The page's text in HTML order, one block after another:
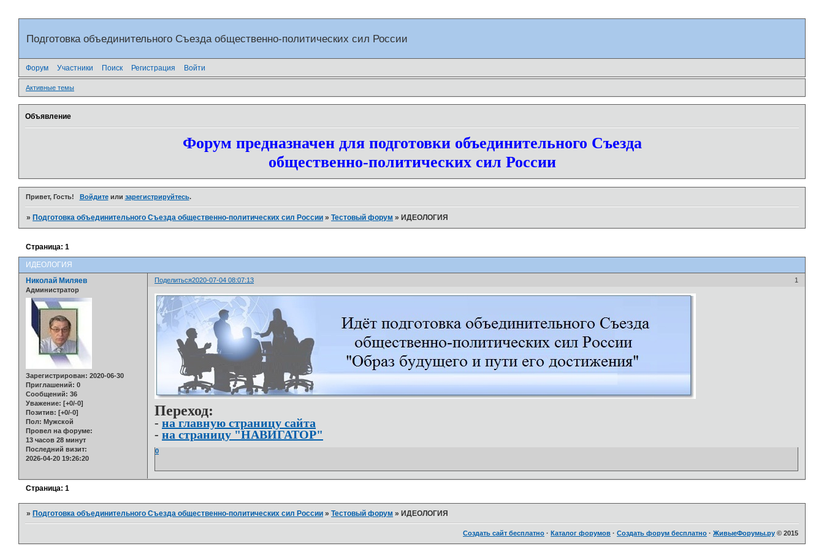
Подготовка объединительного Съезда общественно-политических сил России
Форум Участники Поиск Регистрация Войти
Активные темы
Объявление
Форум предназначен для подготовки объединительного Съезда
общественно-политических сил России
Привет, Гость! Войдитеили зарегистрируйтесь.
» Подготовка объединительного Съезда общественно-политических сил России »Тестовый форум » ИДЕОЛОГИЯ
ИДЕОЛОГИЯ
Страница:1
Поделиться 1
2020-07-04 08:07:13
Николай Миляев
Администратор
Зарегистрирован: 2020-06-30
Приглашений: 0
Сообщений: 36
Уважение: [+0/-0]
Позитив: [+0/-0]
Пол: Мужской
Провел на форуме:
13 часов 28 минут
Последний визит:
2026-04-20 19:26:20
Переход:
-на главную страницу сайта
-на страницу "НАВИГАТОР"
0
Страница:1
» Подготовка объединительного Съезда общественно-политических сил России »Тестовый форум » ИДЕОЛОГИЯ
Создать сайт бесплатно · Каталог форумов · Создать форум бесплатно · ЖивыеФорумы.ру © 2015